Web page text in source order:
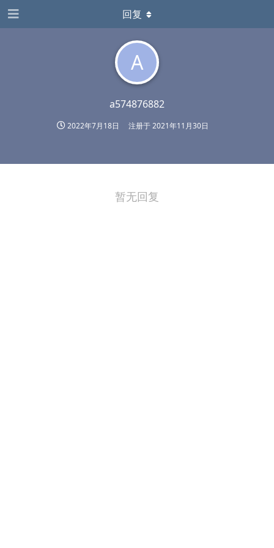
A
a574876882
2022年7月18日 注册于2021年11月30日
回复
暂无回复